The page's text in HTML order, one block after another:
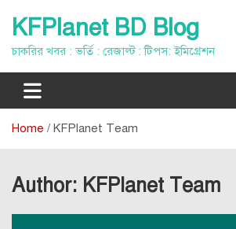
content
KFPlanet BD Blog
চাকরির খবর : ভর্তি : রেজাল্ট : টিপস: ইমিগ্রেশন
Home KFPlanet Team
Author: KFPlanet Team